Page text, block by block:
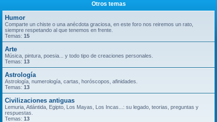
Otros temas
Humor
Comparte un chiste o una anécdota graciosa, en este foro nos reiremos un rato,
siempre respetando al que tenemos en frente.
Temas: 15
Arte
Música, pintura, poesia... y todo tipo de creaciones personales.
Temas: 13
Astrología
Astrología, numerología, cartas, horóscopos, afinidades.
Temas: 13
Civilizaciones antiguas
Lemuria, Atlántida, Egipto, Los Mayas, Los Incas...: su legado, teorias, preguntas y
respuestas.
Temas: 13